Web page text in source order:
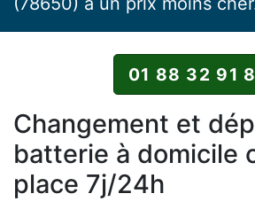
01 88 32 91
Changement et
batterie à domicile
place 7j/24h